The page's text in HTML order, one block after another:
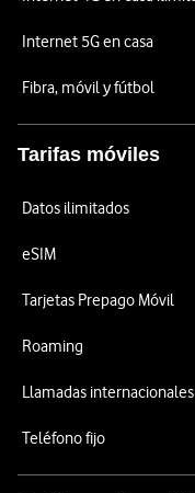
Internet 5G en casa
Fibra, móvil y fútbol
Tarifas móviles
Datos ilimitados
eSIM
Tarjetas Prepago Móvil
Roaming
Llamadas internacionales
Teléfono fijo